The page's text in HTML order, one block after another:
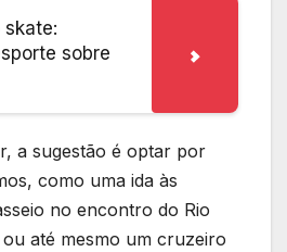
skate:
sobre
a sugestão é optar por
como uma ida às
no encontro do Rio
até mesmo um cruzeiro